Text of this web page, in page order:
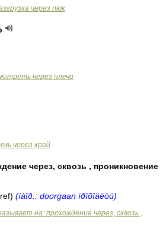
через люк
через плечо
через край
через, сквозь , проникновение
(íàïð.: doorgaan ïðîõîäèòü)
на: прохождение через, сквозь ,